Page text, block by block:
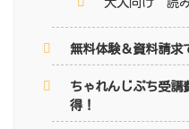
無料体験＆資料請求
ちゃれんじぷち受
得！